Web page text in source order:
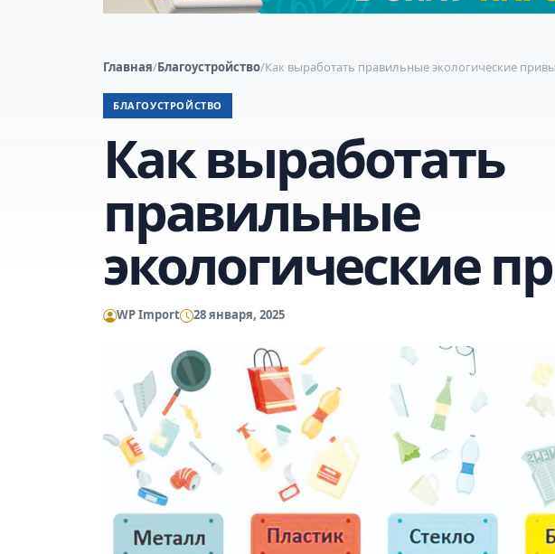
Главная/Благоустройство/Как выработать правильные экологические
БЛАГОУСТРОЙСТВО
Как выработать
правильные
экологические
WP Import 28 января, 2025